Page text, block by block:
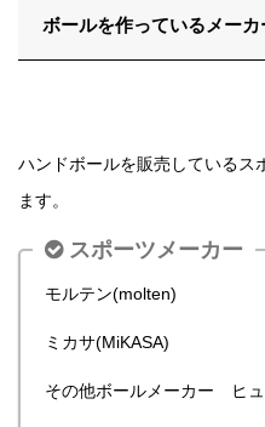
ボールを作っているメー
ハンドボールを販売しているス
ます。
スポーツメーカー
モルテン(molten)
ミカサ(MiKASA)
その他ボールメーカー ヒ